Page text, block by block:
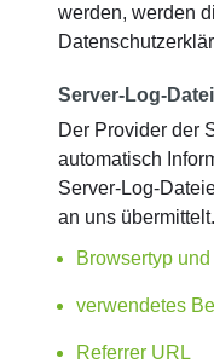
werden, werden
Server-Log-
Der Provider der
automatisch
Server-Log-
an uns
Browsertyp
verwendetes
Referrer URL